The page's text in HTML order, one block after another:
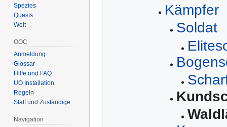
Kämpfer
Soldat
Spezies
Quests
Welt
OOC
Anmeldung
Glossar
Hilfe und FAQ
UO Installation
Regeln
Staff und Zuständige
Navigation